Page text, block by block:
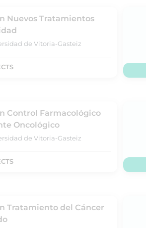
Nuevos Tratamientos
de Vitoria-Gasteiz
Control Farmacológico
Oncológico
de Vitoria-Gasteiz
Tratamiento del Cáncer